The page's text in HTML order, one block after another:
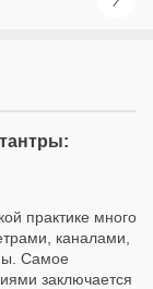
практике много
каналами,
Самое
заключается